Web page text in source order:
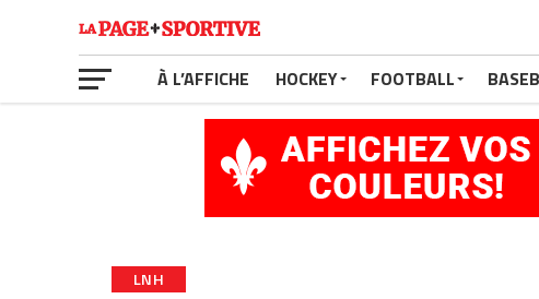
À L’AFFICHE HOCKEY FOOTBALL
LNH